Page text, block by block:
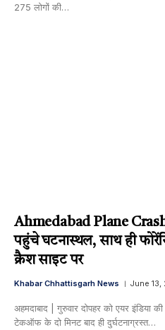
275 लोगों की…
Ahmedabad Plane
पहुंचे घटनास्थल, साथ ही
क्रैश साइट पर
Khabar Chhattisgarh News June 13,
अहमदाबाद | गुरुवार दोपहर को एयर इंडिया
टेकऑफ के दो मिनट बाद ही दुर्घटनाग्रस्त…